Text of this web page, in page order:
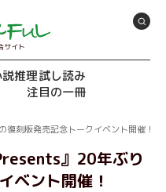
サイト
推理試し読み
注目の一冊
刻版発売記念トークイベント開催！
』20年ぶり
ベント開催！